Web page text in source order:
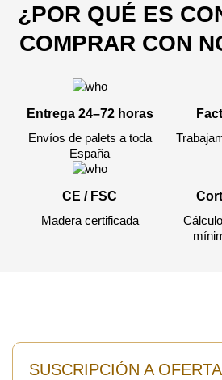
¿POR QUÉ ES
COMPRAR CON
Entrega 24–72 horas
Envíos de palets a toda
España
CE / FSC
Madera certificada
SUSCRIPCIÓN A
Cantidad:350ud
Acepto el procesamiento datos personales
Después de enviar su